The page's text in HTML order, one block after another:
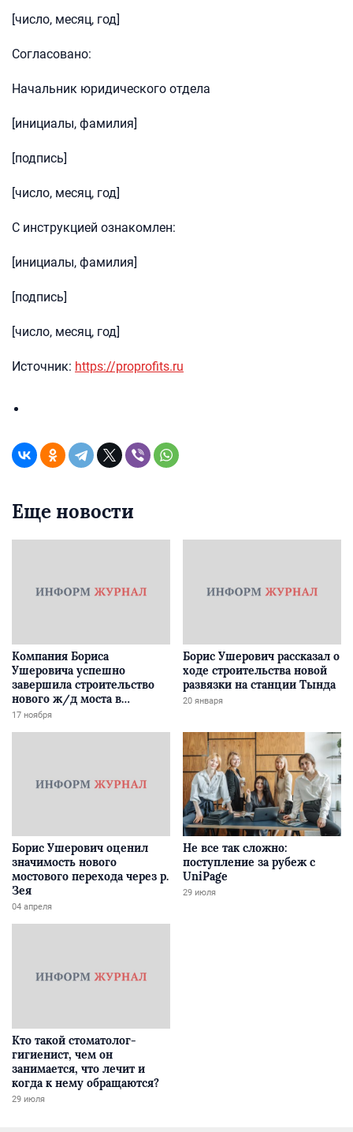
[число, месяц, год]
Согласовано:
Начальник юридического отдела
[инициалы, фамилия]
[подпись]
[число, месяц, год]
С инструкцией ознакомлен:
[инициалы, фамилия]
[подпись]
[число, месяц, год]
Источник: https://proprofits.ru
Еще новости
Компания Бориса
Ушеровича успешно
завершила строительство
нового ж/д моста в
Забайкалье
17 ноября
Борис Ушерович рассказал о
ходе строительства новой
развязки на станции Тында
20 января
Борис Ушерович оценил
значимость нового
мостового перехода через р.
Зея
04 апреля
Не все так сложно:
поступление за рубеж с
UniPage
29 июля
Кто такой стоматолог-
гигиенист, чем он
занимается, что лечит и
когда к нему обращаются?
29 июля